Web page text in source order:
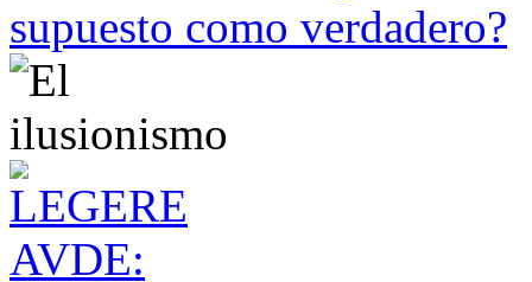
supuesto como verdadero?